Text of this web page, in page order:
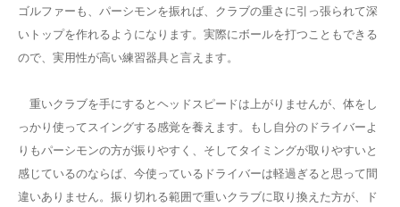
ゴルファーも、パーシモンを振れば、クラブの重さに引っ張られて深
いトップを作れるようになります。実際にボールを打つこともできる
ので、実用性が高い練習器具と言えます。
重いクラブを手にするとヘッドスピードは上がりませんが、体をし
っかり使ってスイングする感覚を養えます。もし自分のドライバーよ
りもパーシモンの方が振りやすく、そしてタイミングが取りやすいと
感じているのならば、今使っているドライバーは軽過ぎると思って間
違いありません。振り切れる範囲で重いクラブに取り換えた方が、ド